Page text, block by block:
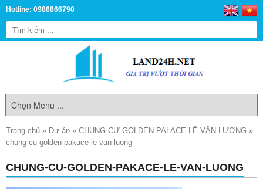
Hotline: 0986866790
Trang chủ » Dự án » CHUNG CƯ GOLDEN PALACE LÊ VĂN LƯƠNG »
chung-cu-golden-pakace-le-van-luong
CHUNG-CU-GOLDEN-PAKACE-LE-VAN-LUONG